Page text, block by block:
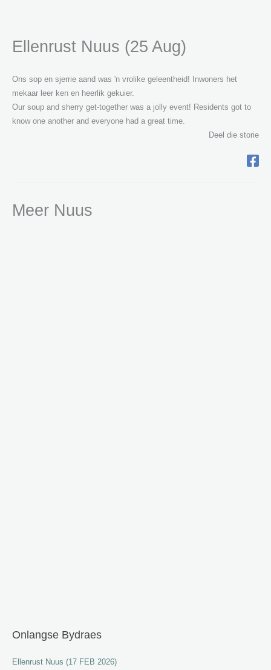
Ellenrust Nuus (25 Aug)
Ons sop en sjerrie aand was 'n vrolike geleentheid! Inwoners het
mekaar leer ken en heerlik gekuier.
Our soup and sherry get-together was a jolly event! Residents got to
know one another and everyone had a great time.
Deel die storie
Meer Nuus
Onlangse Bydraes
Ellenrust Nuus (17 FEB 2026)